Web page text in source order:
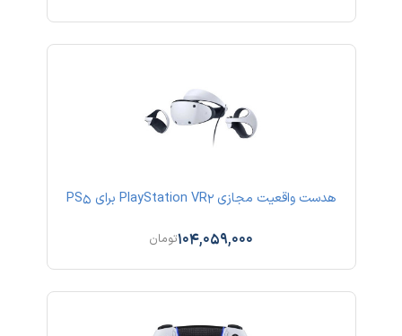
هدست واقعیت مجازی PlayStation VR2 برای PS5
104,059,000تومان